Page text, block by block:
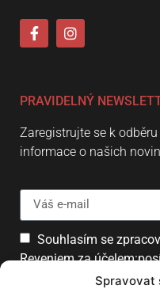
Spravovat
PRAVIDELNÝ
Zaregistrujte se k
informace o našich
Souhlasím se
Reveniem za
možné se kdykoliv